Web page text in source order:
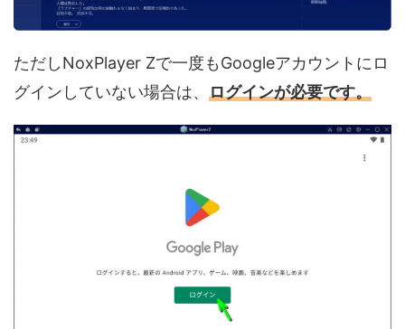
ただしNoxPlayer Zで一度もGoogleアカウントにロ
グインしていない場合は、
ログインが必要です。